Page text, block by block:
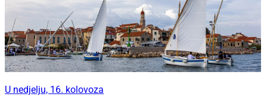
U nedjelju, 16. kolovoza